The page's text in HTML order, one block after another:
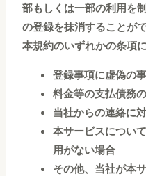
部もしくは一部の利用を
の登録を抹消することが
本規約のいずれかの条項
登録事項に虚偽の
料金等の支払債務
当社からの連絡に
本サービスについ
用がない場合
その他、当社が本